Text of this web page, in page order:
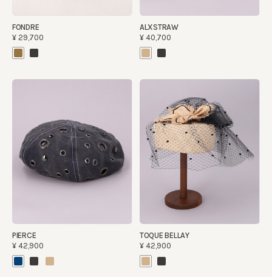
FONDRE
¥29,700
ALXSTRAW
¥40,700
PIERCE
¥42,900
TOQUE BELLAY
¥42,900